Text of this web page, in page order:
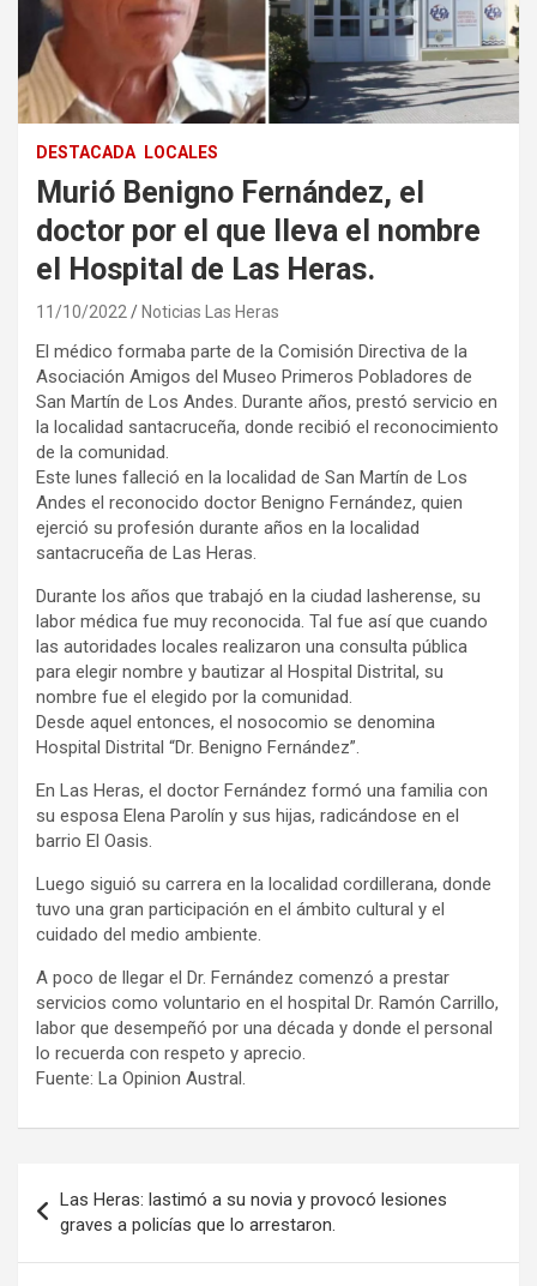
DESTACADA LOCALES
Murió Benigno Fernández, el
doctor por el que lleva el nombre
el Hospital de Las Heras.
11/10/2022 Noticias Las Heras
El médico formaba parte de la Comisión Directiva de la
Asociación Amigos del Museo Primeros Pobladores de
San Martín de Los Andes. Durante años, prestó servicio en
la localidad santacruceña, donde recibió el reconocimiento
de la comunidad.
Este lunes falleció en la localidad de San Martín de Los
Andes el reconocido doctor Benigno Fernández, quien
ejerció su profesión durante años en la localidad
santacruceña de Las Heras.
Durante los años que trabajó en la ciudad lasherense, su
labor médica fue muy reconocida. Tal fue así que cuando
las autoridades locales realizaron una consulta pública
para elegir nombre y bautizar al Hospital Distrital, su
nombre fue el elegido por la comunidad.
Desde aquel entonces, el nosocomio se denomina
Hospital Distrital “Dr. Benigno Fernández”.
En Las Heras, el doctor Fernández formó una familia con
su esposa Elena Parolín y sus hijas, radicándose en el
barrio El Oasis.
Luego siguió su carrera en la localidad cordillerana, donde
tuvo una gran participación en el ámbito cultural y el
cuidado del medio ambiente.
A poco de llegar el Dr. Fernández comenzó a prestar
servicios como voluntario en el hospital Dr. Ramón Carrillo,
labor que desempeñó por una década y donde el personal
lo recuerda con respeto y aprecio.
Fuente: La Opinion Austral.
de
entradas
Las Heras: lastimó a su novia y provocó lesiones
graves a policías que lo arrestaron.